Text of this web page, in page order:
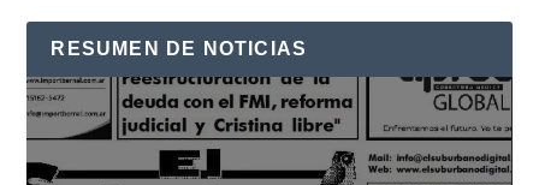
RESUMEN DE NOTICIAS
Reproductor
de
vídeo